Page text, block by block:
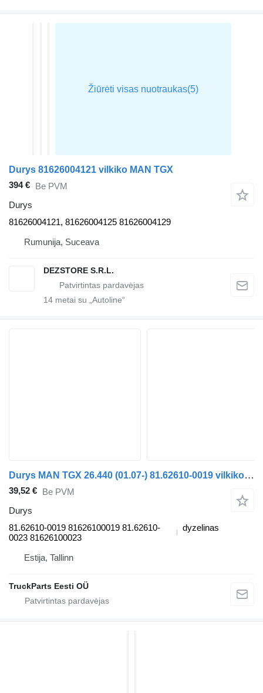
Durys 81626004121 vilkiko MAN TGX
394 € Be PVM
Durys
81626004121, 81626004125 81626004129
Rumunija, Suceava
DEZSTORE S.R.L.
14 metai su „Autoline“
Durys MAN TGX 26.440 (01.07-) 81.62610-0019 vilkiko MAN TGL, TGM, TGS, TGX (2005-2021)
39,52 € Be PVM
Durys
81.62610-0019 81626100019 81.62610-
0023 81626100023
dyzelinas
Estija, Tallinn
TruckParts Eesti OÜ